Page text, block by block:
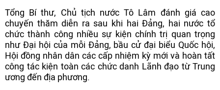
Tổng Bí thư, Chủ tịch nước Tô Lâm đánh giá cao
chuyến thăm diễn ra sau khi hai Đảng, hai nước tổ
chức thành công nhiều sự kiện chính trị quan trọng
như Đại hội của mỗi Đảng, bầu cử đại biểu Quốc hội,
Hội đồng nhân dân các cấp nhiệm kỳ mới và hoàn tất
công tác kiện toàn các chức danh Lãnh đạo từ Trung
ương đến địa phương.